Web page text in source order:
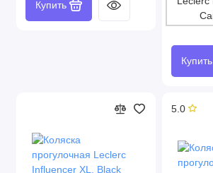
Купить
Купить
5.0